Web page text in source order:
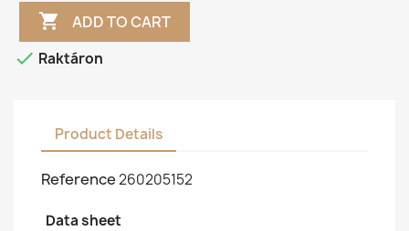
 ADD TO CART
 Raktáron
Product Details
Reference260205152
Data sheet